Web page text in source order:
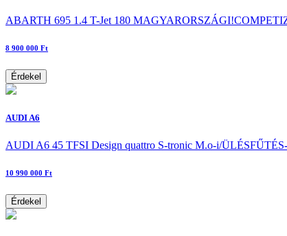
ABARTH 695 1.4 T-Jet 180
8 900 000 Ft
Érdekel
AUDI A6
AUDI A6 45 TFSI Design quattro S-tronic M.o-i/
10 990 000 Ft
Érdekel